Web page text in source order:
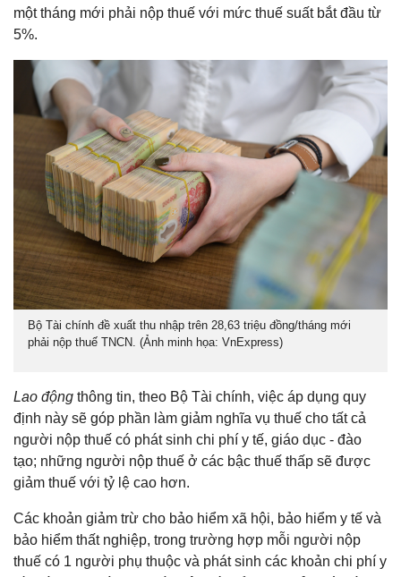
một tháng mới phải nộp thuế với mức thuế suất bắt đầu từ
5%.
Bộ Tài chính đề xuất thu nhập trên 28,63 triệu đồng/tháng mới
phải nộp thuế TNCN. (Ảnh minh họa: VnExpress)
Lao động thông tin, theo Bộ Tài chính, việc áp dụng quy
định này sẽ góp phần làm giảm nghĩa vụ thuế cho tất cả
người nộp thuế có phát sinh chi phí y tế, giáo dục - đào
tạo; những người nộp thuế ở các bậc thuế thấp sẽ được
giảm thuế với tỷ lệ cao hơn.
Các khoản giảm trừ cho bảo hiểm xã hội, bảo hiểm y tế và
bảo hiểm thất nghiệp, trong trường hợp mỗi người nộp
thuế có 1 người phụ thuộc và phát sinh các khoản chi phí y